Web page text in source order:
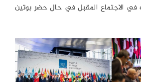
في الاجتماع المقبل في حال حضر بوتين